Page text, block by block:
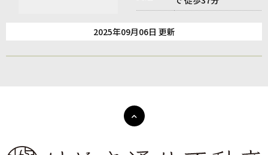
2025年09月06日 更新